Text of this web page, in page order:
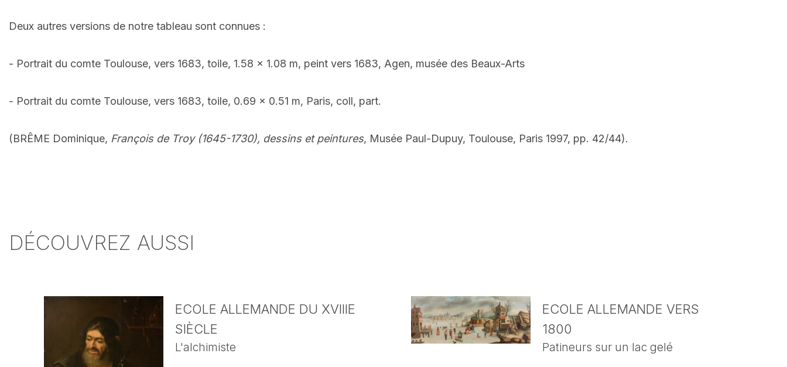
Deux autres versions de notre tableau sont connues :
- Portrait du comte Toulouse, vers 1683, toile, 1.58 x 1.08 m, peint vers 1683, Agen, musée des Beaux-Arts
- Portrait du comte Toulouse, vers 1683, toile, 0.69 x 0.51 m, Paris, coll, part.
(BRÊME Dominique, François de Troy (1645-1730), dessins et peintures, Musée Paul-Dupuy, Toulouse, Paris 1997, pp. 42/44).
DÉCOUVREZ AUSSI
ECOLE ALLEMANDE DU XVIIIE
SIÈCLE
L'alchimiste
ECOLE ALLEMANDE VERS
1800
Patineurs sur un lac gelé